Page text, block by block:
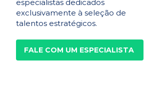
especialistas dedicados
exclusivamente à seleção de
talentos estratégicos.
FALE COM UM ESPECIALISTA